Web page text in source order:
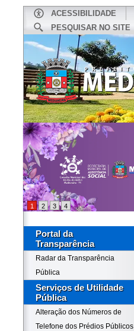
ACESSIBILIDADE
PESQUISAR NO SITE
1 2 3 4
Portal da
Transparência
Radar da Transparência
Pública
Serviços de Utilidade
Pública
Alteração dos Números de
Telefone dos Prédios Públicos